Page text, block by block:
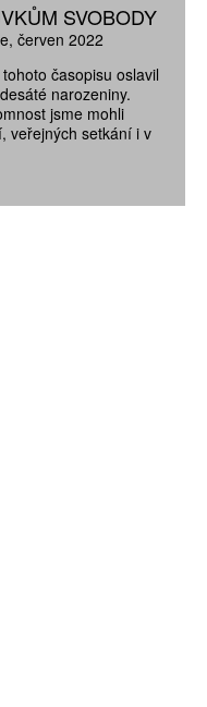
SVOBODY
červen 2022
časopisu oslavil
narozeniny.
jsme mohli
veřejných setkání i v